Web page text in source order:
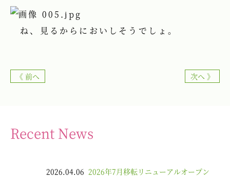
ね、見るからにおいしそうでしょ。
《 前へ 次へ 》
Recent News
2026.04.06 2026年7月移転リニューアルオープン